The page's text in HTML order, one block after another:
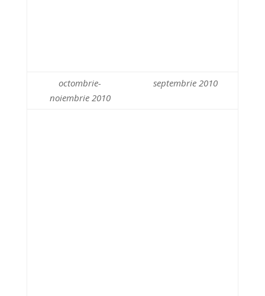
octombrie-
noiembrie 2010
septembrie 2010